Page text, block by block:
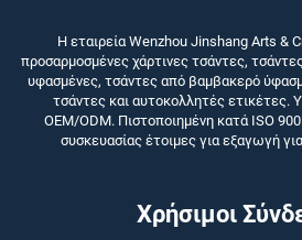
Η εταιρεία Wenzhou Jinshang Arts &
προσαρμοσμένες χάρτινες τσάντες,
υφασμένες, τσάντες από βαμβακερό
τσάντες και αυτοκολλητές ετικέτες.
OEM/ODM. Πιστοποιημένη κατά ISO
συσκευασίας έτοιμες για εξαγωγή
Χρήσιμοι